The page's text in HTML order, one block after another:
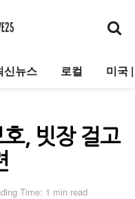
신뉴스 로컬 미국
, 빗장 걸고
Time: 1 min read